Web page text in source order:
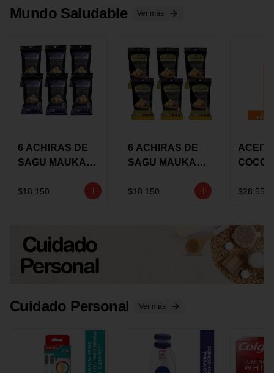
Mundo Saludable Ver más
6 ACHIRAS DE
SAGU MAUKA
$18.150
6 ACHIRAS DE
SAGU MAUKA
GRS
$18.150
COCO
150G
$28.550
Cuidado Personal Ver más